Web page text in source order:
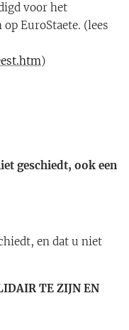
voor het
EuroStaete. (lees
)
geschiedt, ook een
en dat u niet
TE ZIJN EN